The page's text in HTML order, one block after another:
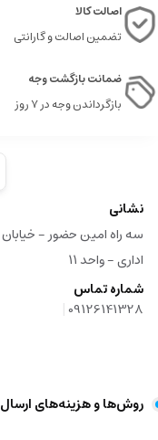
اصالت کالا
تضمین اصالت و گارانتی
ضمانت بازگشت وجه
بازگرداندن وجه در ۷ روز
نشانی
اداری - واحد ۱۱
شماره تماس
09126141328
|
روش‌ها و هزینه‌های ارسال